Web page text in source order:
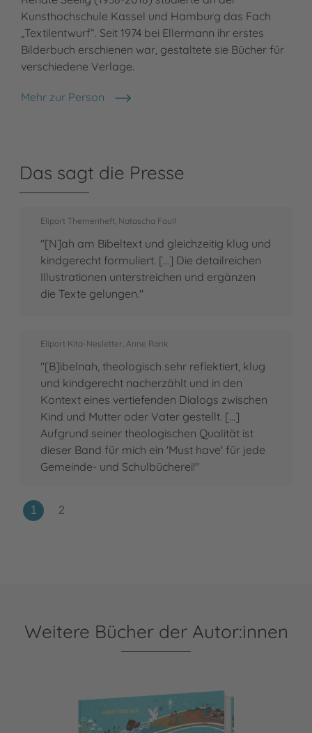
Kunsthochschule Kassel und Hamburg das Fach
„Textilentwurf“. Seit 1974 bei Ellermann ihr erstes
Bilderbuch erschienen war, gestaltete sie Bücher für
verschiedene Verlage.
Mehr zur Person
Renate Seelig
Das sagt die Presse
Eliport Themenheft, Natascha Faull
"[N]ah am Bibeltext und gleichzeitig klug und
kindgerecht formuliert. [...] Die detailreichen
Illustrationen unterstreichen und ergänzen
die Texte gelungen."
Eliport Kita-Nesletter, Anne Rank
"[B]ibelnah, theologisch sehr reflektiert, klug
und kindgerecht nacherzählt und in den
Kontext eines vertiefenden Dialogs zwischen
Kind und Mutter oder Vater gestellt. [...]
Aufgrund seiner theologischen Qualität ist
dieser Band für mich ein 'Must have' für jede
Gemeinde- und Schulbücherei!"
Weitere Bücher der Autor:innen